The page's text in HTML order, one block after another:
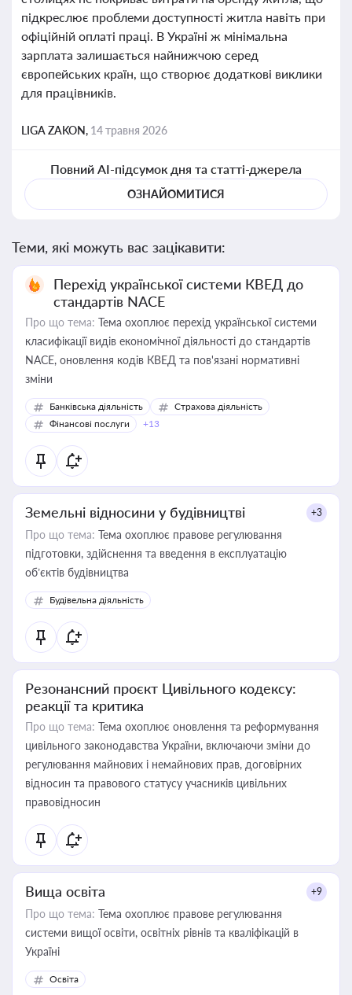
підкреслює проблеми доступності житла навіть при
офіційній оплаті праці. В Україні ж мінімальна
зарплата залишається найнижчою серед
європейських країн, що створює додаткові виклики
для працівників.
LIGA ZAKON, 14 травня 2026
Повний AI-підсумок дня та статті-джерела
ОЗНАЙОМИТИСЯ
Теми, які можуть вас зацікавити:
Перехід української системи КВЕД до
стандартів NACE
Про що тема: Тема охоплює перехід української системи
класифікації видів економічної діяльності до стандартів
NACE, оновлення кодів КВЕД та пов'язані нормативні
зміни
Банківська діяльність
Страхова діяльність
Фінансові послуги
+13
Земельні відносини у будівництві +3
Про що тема: Тема охоплює правове регулювання
підготовки, здійснення та введення в експлуатацію
об’єктів будівництва
Будівельна діяльність
Резонансний проєкт Цивільного кодексу:
реакції та критика
Про що тема: Тема охоплює оновлення та реформування
цивільного законодавства України, включаючи зміни до
регулювання майнових і немайнових прав, договірних
відносин та правового статусу учасників цивільних
правовідносин
Вища освіта +9
Про що тема: Тема охоплює правове регулювання
системи вищої освіти, освітніх рівнів та кваліфікацій в
Україні
Освіта